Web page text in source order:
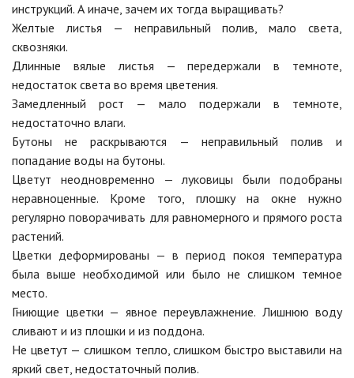
инструкций. А иначе, зачем их тогда выращивать?
Желтые листья — неправильный полив, мало света,
сквозняки.
Длинные вялые листья — передержали в темноте,
недостаток света во время цветения.
Замедленный рост — мало подержали в темноте,
недостаточно влаги.
Бутоны не раскрываются — неправильный полив и
попадание воды на бутоны.
Цветут неодновременно — луковицы были подобраны
неравноценные. Кроме того, плошку на окне нужно
регулярно поворачивать для равномерного и прямого роста
растений.
Цветки деформированы — в период покоя температура
была выше необходимой или было не слишком темное
место.
Гниющие цветки — явное переувлажнение. Лишнюю воду
сливают и из плошки и из поддона.
Не цветут — слишком тепло, слишком быстро выставили на
яркий свет, недостаточный полив.